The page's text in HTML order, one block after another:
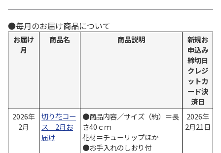
●毎月のお届け商品について
お届け
月
商品名 商品説明
新規お
申込み
締切日
クレジ
ットカ
ード決
済日
2026年
2月
切り花コー
ス 2月お
届け
●商品内容／サイズ（約）＝長
さ40ｃｍ
花材＝チューリップほか
●お手入れのしおり付
2026年
2月21日